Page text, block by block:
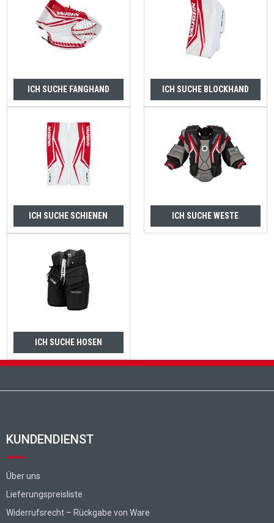
ICH SUCHE FANGHAND ICH SUCHE BLOCKHAND
ICH SUCHE SCHIENEN ICH SUCHE WESTE
ICH SUCHE HOSEN
KUNDENDIENST
Über uns
Lieferungspreisliste
Widerrufsrecht – Rückgabe von Ware